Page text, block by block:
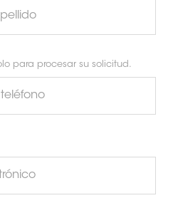
para procesar su solicitud.